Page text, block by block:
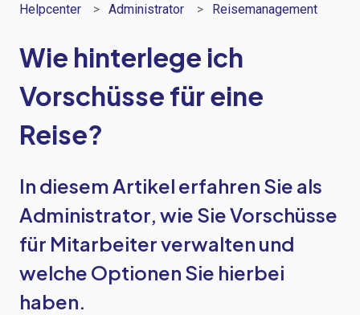
Helpcenter Administrator Reisemanagement
Wie hinterlege ich
Vorschüsse für eine
Reise?
In diesem Artikel erfahren Sie als
Administrator, wie Sie Vorschüsse
für Mitarbeiter verwalten und
welche Optionen Sie hierbei
haben.